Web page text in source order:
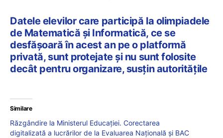
Datele elevilor care participă la olimpiadele
de Matematică și Informatică, ce se
desfășoară în acest an pe o platformă
privată, sunt protejate și nu sunt folosite
decât pentru organizare, susțin autoritățile
Similare
Răzgândire la Ministerul Educației. Corectarea
digitalizată a lucrărilor de la Evaluarea Națională și BAC